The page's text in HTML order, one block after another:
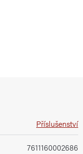
Příslušenství
7611160002686